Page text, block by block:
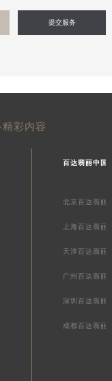
提交服务
彩内容
百达翡丽中国
北京百达翡丽
上海百达翡丽
天津百达翡丽
广州百达翡丽
深圳百达翡丽
成都百达翡丽